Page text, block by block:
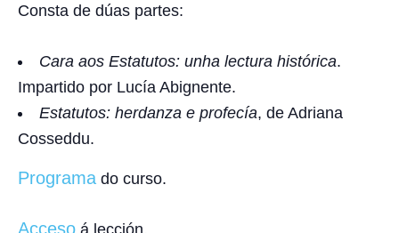
Consta de dúas partes:
Cara aos Estatutos: unha lectura histórica.
Impartido por Lucía Abignente.
Estatutos: herdanza e profecía, de Adriana
Cosseddu.
Programa do curso.
Acceso á lección.